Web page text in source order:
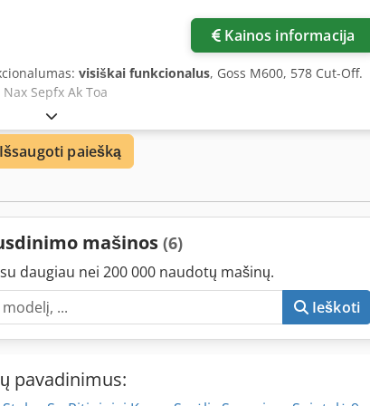
Kainos informacija
visiškai funkcionalus, Goss M600, 578 Cut-Off.
Sepfx Ak Toa
Išsaugoti paiešką
mašinos (6)
daugiau nei 200 000 naudotų mašinų.
Ieškoti
pavadinimus: